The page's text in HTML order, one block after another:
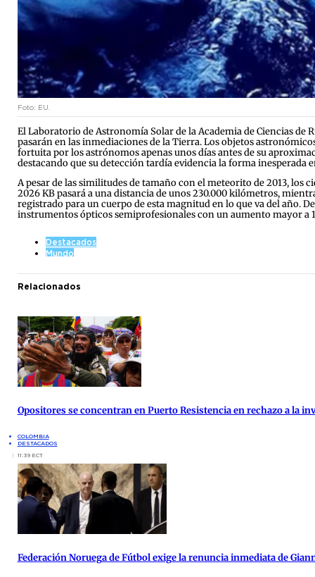
Foto: EU.
El Laboratorio de Astronomía Solar de la Academia de Ciencias
pasarán en las inmediaciones de la Tierra. Los objetos
fortuita por los astrónomos apenas unos días antes de su
destacando que su detección tardía evidencia la forma inesperada
A pesar de las similitudes de tamaño con el meteorito de 2013,
2026 KB pasará a una distancia de unos 230.000 kilómetros,
registrado para un cuerpo de esta magnitud en lo que va del año.
instrumentos ópticos semiprofesionales con un aumento mayor a
Destacados
Mundo
Relacionados
Opositores se concentran en Puerto Resistencia en rechazo a la
COLOMBIA
DESTACADOS
11:39 ECT
Federación Noruega de Fútbol exige la renuncia inmediata de